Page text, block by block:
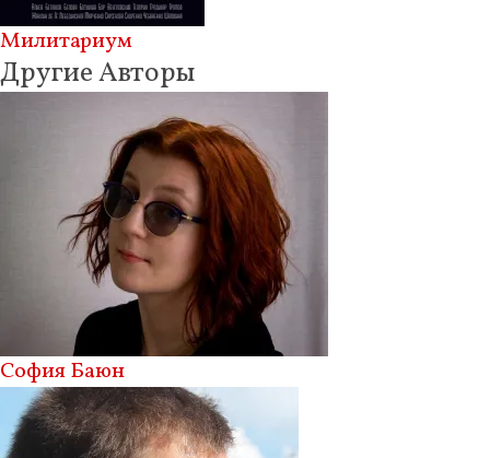
Милитариум
Другие Авторы
София Баюн